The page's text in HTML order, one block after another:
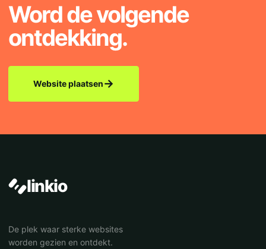
Word de volgende
ontdekking.
Website plaatsen→
linkio
De plek waar sterke websites
worden gezien en ontdekt.